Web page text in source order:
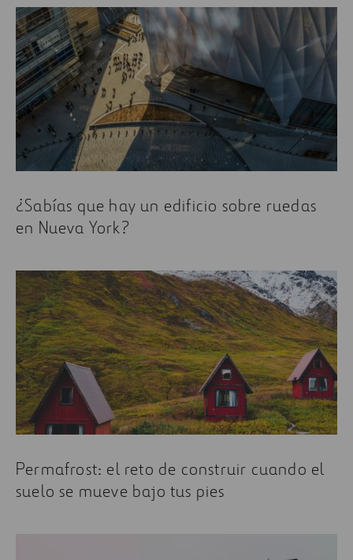
¿Sabías que hay un edificio sobre ruedas
en Nueva York?
Permafrost: el reto de construir cuando el
suelo se mueve bajo tus pies